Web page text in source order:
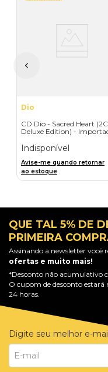
Dio
CD Dio - Sacred Heart
Deluxe Edition) -
Indisponível
Avise-me quando retornar
ao estoque
QUE TAL 5% DE
PRIMEIRA
Assinando a newsletter você
ofertas e muito mais!
*Desconto não acumulativo
O cupom de desconto estará
24 horas.
Digite seu melhor e-